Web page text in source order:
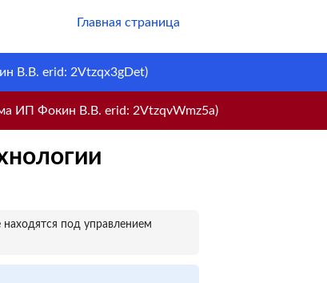
Главная страница
В.В. erid: 2Vtzqx3gDet)
ИП Фокин В.В. erid: 2VtzqvWmz5a)
под управлением